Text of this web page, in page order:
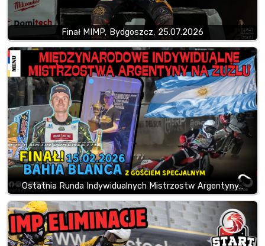
Finał MIMP, Bydgoszcz, 25.07.2026
Ostatnia Runda Indywidualnych Mistrzostw Argentyny…